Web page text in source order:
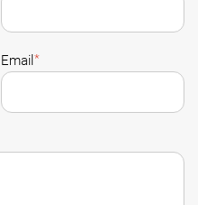
Email *